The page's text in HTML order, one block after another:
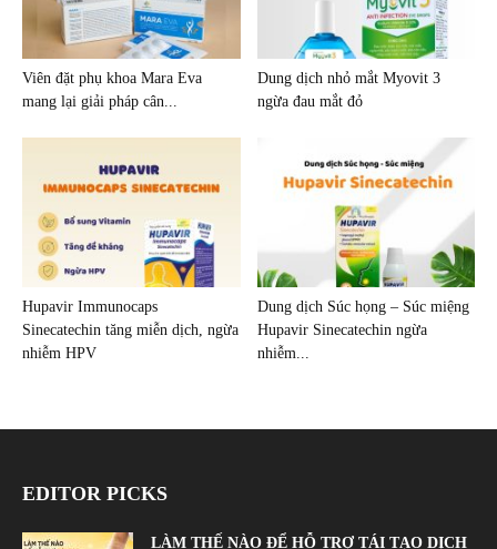
Viên đặt phụ khoa Mara Eva
mang lại giải pháp cân...
Dung dịch nhỏ mắt Myovit 3
ngừa đau mắt đỏ
Hupavir Immunocaps
Sinecatechin tăng miễn dịch, ngừa
nhiễm HPV
Dung dịch Súc họng – Súc miệng
Hupavir Sinecatechin ngừa
nhiễm...
EDITOR PICKS
LÀM THẾ NÀO ĐỂ HỖ TRỢ TÁI TẠO DỊCH